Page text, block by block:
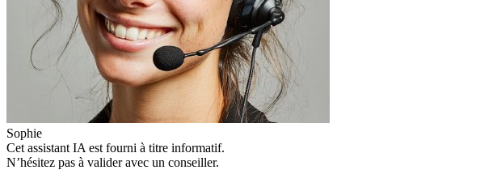
Sophie
Cet assistant IA est fourni à titre informatif.
N’hésitez pas à valider avec un conseiller.